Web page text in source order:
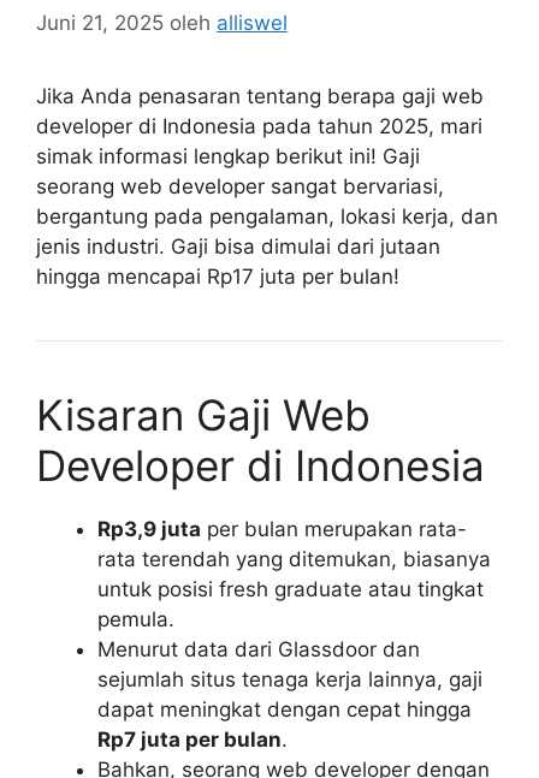
Juni 21, 2025 oleh alliswel
Jika Anda penasaran tentang berapa gaji web
developer di Indonesia pada tahun 2025, mari
simak informasi lengkap berikut ini! Gaji
seorang web developer sangat bervariasi,
bergantung pada pengalaman, lokasi kerja, dan
jenis industri. Gaji bisa dimulai dari jutaan
hingga mencapai Rp17 juta per bulan!
Kisaran Gaji Web
Developer di Indonesia
Rp3,9 juta per bulan merupakan rata-
rata terendah yang ditemukan, biasanya
untuk posisi fresh graduate atau tingkat
pemula.
Menurut data dari Glassdoor dan
sejumlah situs tenaga kerja lainnya, gaji
dapat meningkat dengan cepat hingga
Rp7 juta per bulan.
Bahkan, seorang web developer dengan